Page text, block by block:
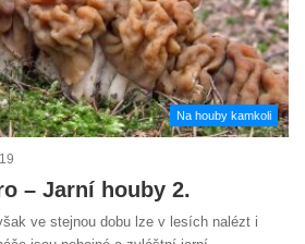
Na houby kamkoli
– Jarní houby 2.
ve stejnou dobu lze v lesích nalézt i